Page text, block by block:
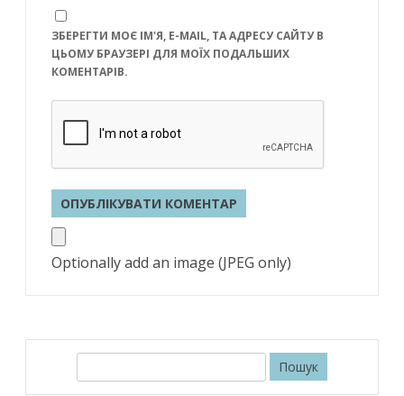
ЗБЕРЕГТИ МОЄ ІМ'Я, E-MAIL, ТА АДРЕСУ САЙТУ В
ЦЬОМУ БРАУЗЕРІ ДЛЯ МОЇХ ПОДАЛЬШИХ
КОМЕНТАРІВ.
Optionally add an image (JPEG only)